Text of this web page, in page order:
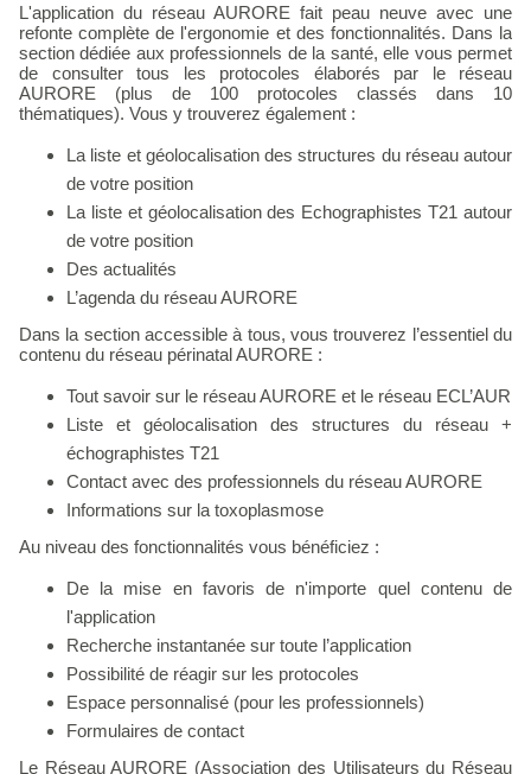
L'application du réseau AURORE fait peau neuve avec une
refonte complète de l'ergonomie et des fonctionnalités. Dans la
section dédiée aux professionnels de la santé, elle vous permet
de consulter tous les protocoles élaborés par le réseau
AURORE (plus de 100 protocoles classés dans 10
thématiques). Vous y trouverez également :
La liste et géolocalisation des structures du réseau autour
de votre position
La liste et géolocalisation des Echographistes T21 autour
de votre position
Des actualités
L’agenda du réseau AURORE
Dans la section accessible à tous, vous trouverez l’essentiel du
contenu du réseau périnatal AURORE :
Tout savoir sur le réseau AURORE et le réseau ECL’AUR
Liste et géolocalisation des structures du réseau +
échographistes T21
Contact avec des professionnels du réseau AURORE
Informations sur la toxoplasmose
Au niveau des fonctionnalités vous bénéficiez :
De la mise en favoris de n'importe quel contenu de
l'application
Recherche instantanée sur toute l’application
Possibilité de réagir sur les protocoles
Espace personnalisé (pour les professionnels)
Formulaires de contact
Le Réseau AURORE (Association des Utilisateurs du Réseau